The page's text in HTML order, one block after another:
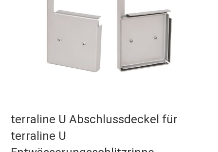
terraline U Abschlussdeckel für
terraline U